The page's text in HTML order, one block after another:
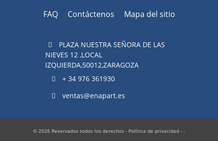
FAQ Contáctenos Mapa del sitio
PLAZA NUESTRA SEÑORA DE LAS
NIEVES 12 ,LOCAL
IZQUIERDA,50012,ZARAGOZA
+ 34 976 361930
ventas@enapart.es
© 2026 Reservados todos los derechos - Política de privacidad - -